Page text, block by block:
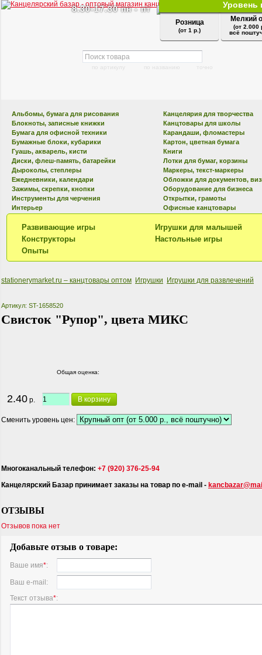
Уровень
Розница
(от 1 р.)
Мелкий
(от 2.000
всё
8.30-17.30 пн - пт
Альбомы, бумага для рисования
Блокноты, записные книжки
Бумага для офисной техники
Бумажные блоки, кубарики
Гуашь, акварель, кисти
Диски, флеш-память, батарейки
Дыроколы, степлеры
Ежедневники, календари
Зажимы, скрепки, кнопки
Инструменты для черчения
Интерьер
Канцелярия для творчества
Канцтовары для школы
Карандаши, фломастеры
Картон, цветная бумага
Книги
Лотки для бумаг, корзины
Маркеры, текст-маркеры
Обложки для документов,
Оборудование для бизнеса
Открытки, грамоты
Офисные канцтовары
Развивающие игры
Игрушки для малышей
Конструкторы
Настольные игры
Опыты
stationerymarket.ru – канцтовары оптом Игрушки Игрушки для развлечений
Артикул: ST-1658520
Свисток "Рупор", цвета МИКС
Общая оценка:
2.40 р. В корзину
Сменить уровень цен:
Многоканальный телефон: +7 (920) 376-25-94
Канцелярский Базар принимает заказы на товар по e-mail -
ОТЗЫВЫ
Отзывов пока нет
Добавьте отзыв о товаре:
Ваше имя*:
Ваш e-mail:
Текст отзыва*: